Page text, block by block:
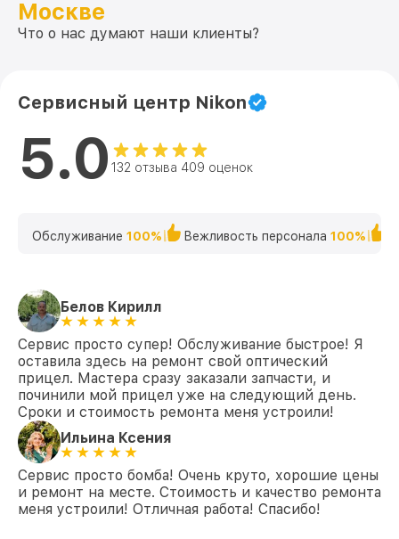
(восстановление) P3 39x50 (25,4mm)
(25,4mm) Duplex Nikon
Москве
Что о нас думают наши клиенты?
Сервисный центр Nikon
5.0 132 отзыва 409 оценок
Обслуживание 100% Вежливость персонала 100%
Белов Кирилл
Сервис просто супер! Обслуживание быстрое! Я
оставила здесь на ремонт свой оптический
прицел. Мастера сразу заказали запчасти, и
починили мой прицел уже на следующий день.
Сроки и стоимость ремонта меня устроили!
Ильина Ксения
Сервис просто бомба! Очень круто, хорошие цены
и ремонт на месте. Стоимость и качество ремонта
меня устроили! Отличная работа! Спасибо!